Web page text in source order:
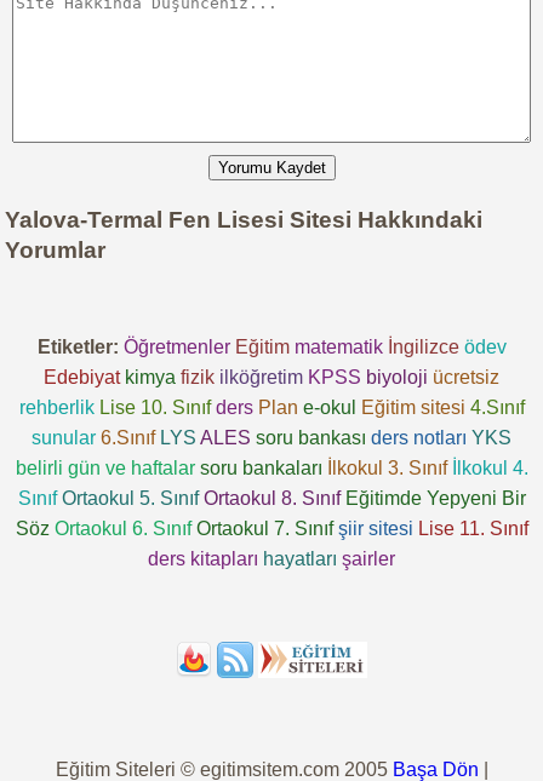
Yorumu Kaydet
Yalova-Termal Fen Lisesi Sitesi Hakkındaki
Yorumlar
Etiketler: Öğretmenler Eğitim matematik İngilizce ödev
Edebiyat kimya fizik ilköğretim KPSS biyoloji ücretsiz
rehberlik Lise 10. Sınıf ders Plan e-okul Eğitim sitesi 4.Sınıf
sunular 6.Sınıf LYS ALES soru bankası ders notları YKS
belirli gün ve haftalar soru bankaları İlkokul 3. Sınıf
İlkokul 4.
Sınıf Ortaokul 5. Sınıf Ortaokul 8. Sınıf Eğitimde Yepyeni Bir
Söz Ortaokul 6. Sınıf Ortaokul 7. Sınıf şiir sitesi Lise 11. Sınıf
ders kitapları hayatları şairler
Eğitim Siteleri © egitimsitem.com 2005 Başa Dön